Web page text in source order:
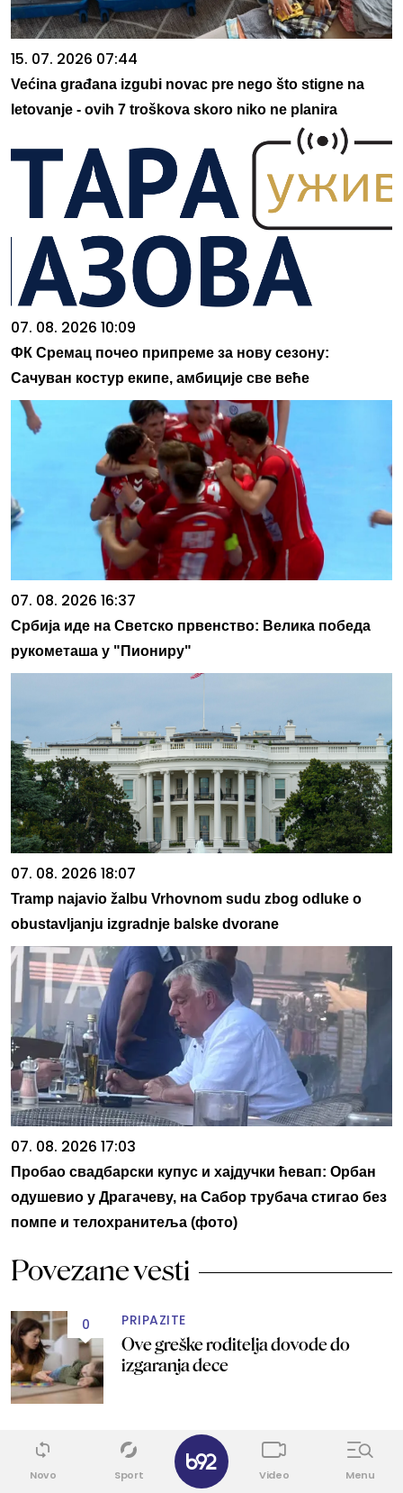
15. 07. 2026 07:44
Većina građana izgubi novac pre nego što stigne na
letovanje - ovih 7 troškova skoro niko ne planira
07. 08. 2026 10:09
ФК Сремац почео припреме за нову сезону:
Сачуван костур екипе, амбиције све веће
07. 08. 2026 16:37
Србија иде на Светско првенство: Велика победа
рукометаша у "Пиониру"
07. 08. 2026 18:07
Tramp najavio žalbu Vrhovnom sudu zbog odluke o
obustavljanju izgradnje balske dvorane
07. 08. 2026 17:03
Пробао свадбарски купус и хајдучки ћевап: Орбан
одушевио у Драгачеву, на Сабор трубача стигао без
помпе и телохранитеља (фото)
Povezane vesti
0 PRIPAZITE
Ove greške roditelja dovode do
izgaranja dece
ZA SVE RODITELJE
Zašto je smeh ključan za razvoj
Novo Sport Video Menu
✕